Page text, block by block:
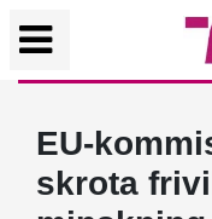
EU-
skrota